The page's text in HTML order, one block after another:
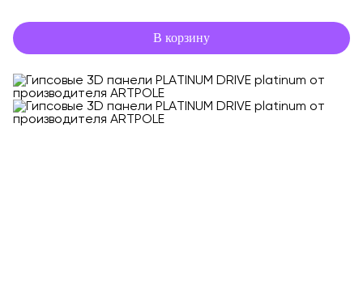
В корзину